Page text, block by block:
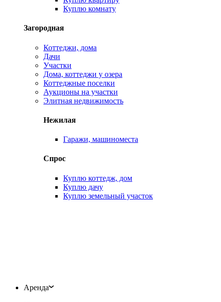
Куплю комнату
Загородная
Коттеджи, дома
Дачи
Участки
Дома, коттеджи у озера
Коттеджные поселки
Аукционы на участки
Элитная недвижимость
Нежилая
Гаражи, машиноместа
Спрос
Куплю коттедж, дом
Куплю дачу
Куплю земельный участок
Аренда